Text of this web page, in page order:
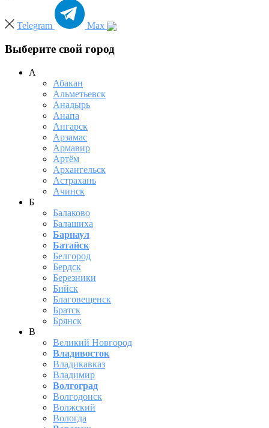
Telegram Max
Выберите свой город
А
Абакан
Альметьевск
Анадырь
Анапа
Ангарск
Арзамас
Армавир
Артём
Архангельск
Астрахань
Ачинск
Б
Балаково
Балашиха
Барнаул
Батайск
Белгород
Бердск
Березники
Бийск
Благовещенск
Братск
Брянск
В
Великий Новгород
Владивосток
Владикавказ
Владимир
Волгоград
Волгодонск
Волжский
Вологда